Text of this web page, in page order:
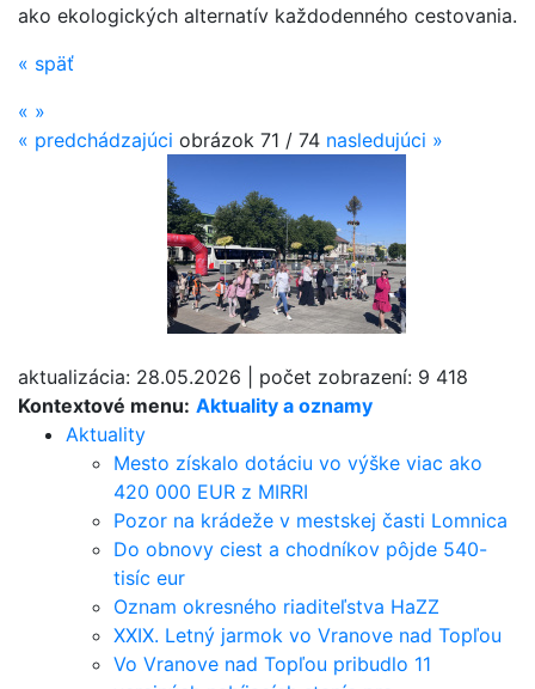
Kontextové menu: Aktuality a oznamy
Aktuality
Mesto získalo dotáciu vo výške viac ako
420 000 EUR z MIRRI
Pozor na krádeže v mestskej časti Lomnica
Do obnovy ciest a chodníkov pôjde 540-
tisíc eur
Oznam okresného riaditeľstva HaZZ
XXIX. Letný jarmok vo Vranove nad Topľou
Vo Vranove nad Topľou pribudlo 11
ako ekologických alternatív každodenného cestovania.
« späť
« »
« predchádzajúci obrázok 71 / 74 nasledujúci »
aktualizácia: 28.05.2026 počet zobrazení: 9 418